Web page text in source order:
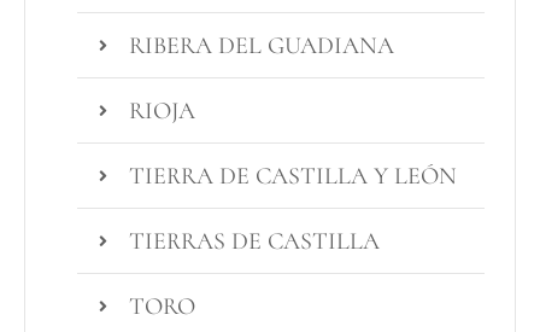
RIBERA DEL GUADIANA
RIOJA
TIERRA DE CASTILLA Y LEÓN
TIERRAS DE CASTILLA
TORO